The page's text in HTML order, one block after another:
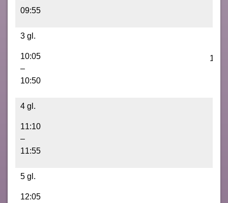
09:55
3 gl.
10:05
–
10:50
1F
4 gl.
11:10
–
11:55
5 gl.
12:05